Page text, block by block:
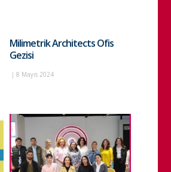
Milimetrik Architects Ofis
Gezisi
|8 Mayıs 2024